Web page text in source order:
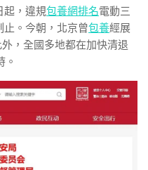
起，違規包養網排名電動三
止。今朝，北京曾包養經展
，全國多地都在加快清退
。